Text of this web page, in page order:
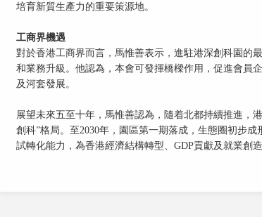
培育新質生產力的重要策源地。
工商界機遇
對於香港工商界而言，馬惟善表示，進駐港深創科園的
和業務升級。他認為，本會可發揮橋樑作用，促進會員
及河套發展。
展望未來五至十年，馬惟善認為，隨着北都持續推進，
創科”格局。至2030年，園區第一期落成，生態圈初步
試轉化能力，為香港經濟結構轉型、GDP貢獻及就業創造